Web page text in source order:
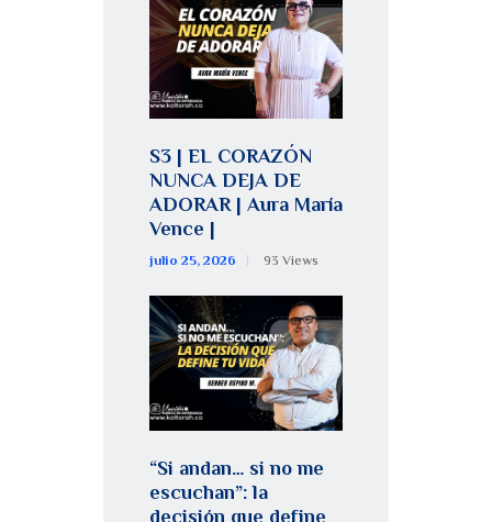
S3 | EL CORAZÓN
NUNCA DEJA DE
ADORAR | Aura María
Vence |
julio 25, 2026 93 Views
“Si andan… si no me
escuchan”: la
decisión que define